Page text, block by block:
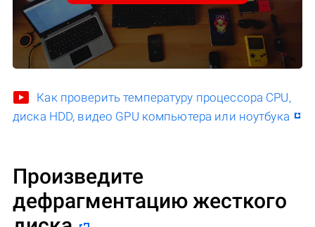
Как проверить температуру процессора CPU,
диска HDD, видео GPU компьютера или ноутбука
Произведите
дефрагментацию жесткого